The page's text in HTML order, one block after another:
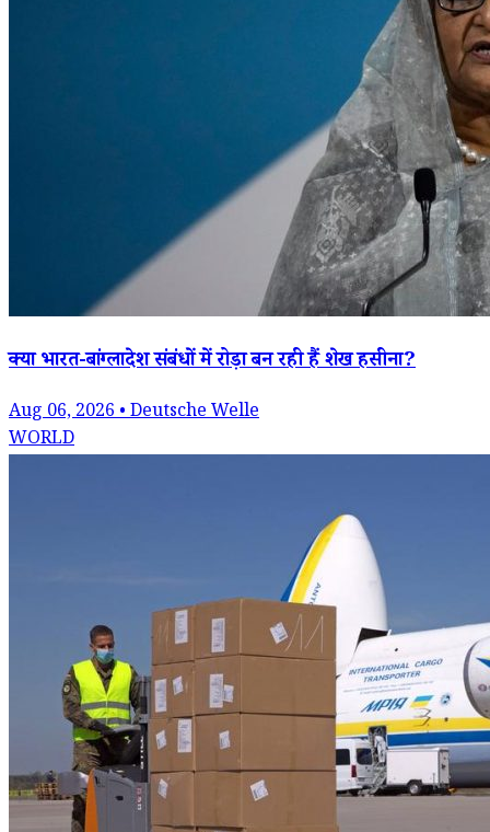
क्या भारत-बांग्लादेश संबंधों में रोड़ा बन रही हैं शेख हसीना?
Aug 06, 2026 • Deutsche Welle
WORLD